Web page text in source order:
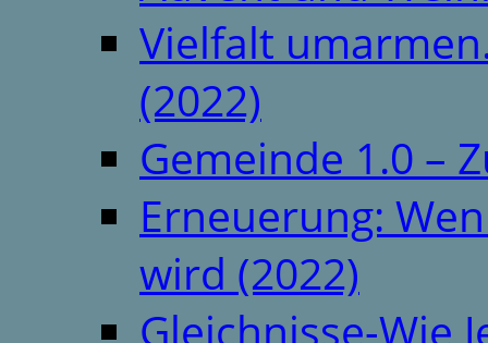
Vielfalt
(2022)
Gemeinde 1.0 –
Erneuerung:
wird (2022)
Gleichnisse-Wie